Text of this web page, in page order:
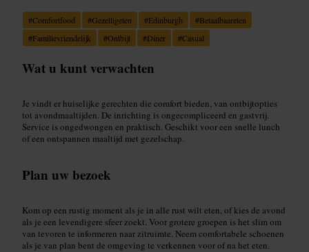
#Comfortfood #Gezelligeten #Edinburgh #Betaalbaareten
#Familievriendelijk #Ontbijt #Diner #Casual
Wat u kunt verwachten
Je vindt er huiselijke gerechten die comfort bieden, van ontbijtopties
tot avondmaaltijden. De inrichting is ongecompliceerd en gastvrij.
Service is ongedwongen en praktisch. Geschikt voor een snelle lunch
of een ontspannen maaltijd met gezelschap.
Plan uw bezoek
Kom op een rustig moment als je in alle rust wilt eten, of kies de avond
als je een levendigere sfeer zoekt. Voor grotere groepen is het slim om
van tevoren te informeren naar zitruimte. Neem comfortabele schoenen
als je van plan bent de omgeving te verkennen voor of na het eten.